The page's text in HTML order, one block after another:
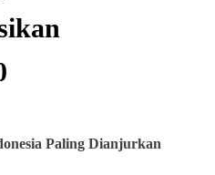
Paling Dianjurkan